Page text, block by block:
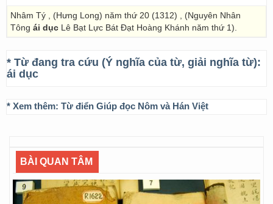
Nhâm Tý , (Hưng Long) năm thứ 20 (1312) , (Nguyên Nhân
Tông ái dục Lê Bạt Lực Bát Đạt Hoàng Khánh năm thứ 1).
* Từ đang tra cứu (Ý nghĩa của từ, giải nghĩa từ):
ái dục
* Xem thêm: Từ điển Giúp đọc Nôm và Hán Việt
BÀI QUAN TÂM